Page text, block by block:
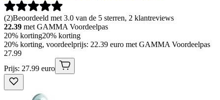
(2)Beoordeeld met 3.0 van de 5 sterren, 2 klantreviews
22.39 met GAMMA Voordeelpas
20% korting20% korting
20% korting, voordeelprijs: 22.39 euro met GAMMA Voordeelpas
27.99
Prijs: 27.99 euro